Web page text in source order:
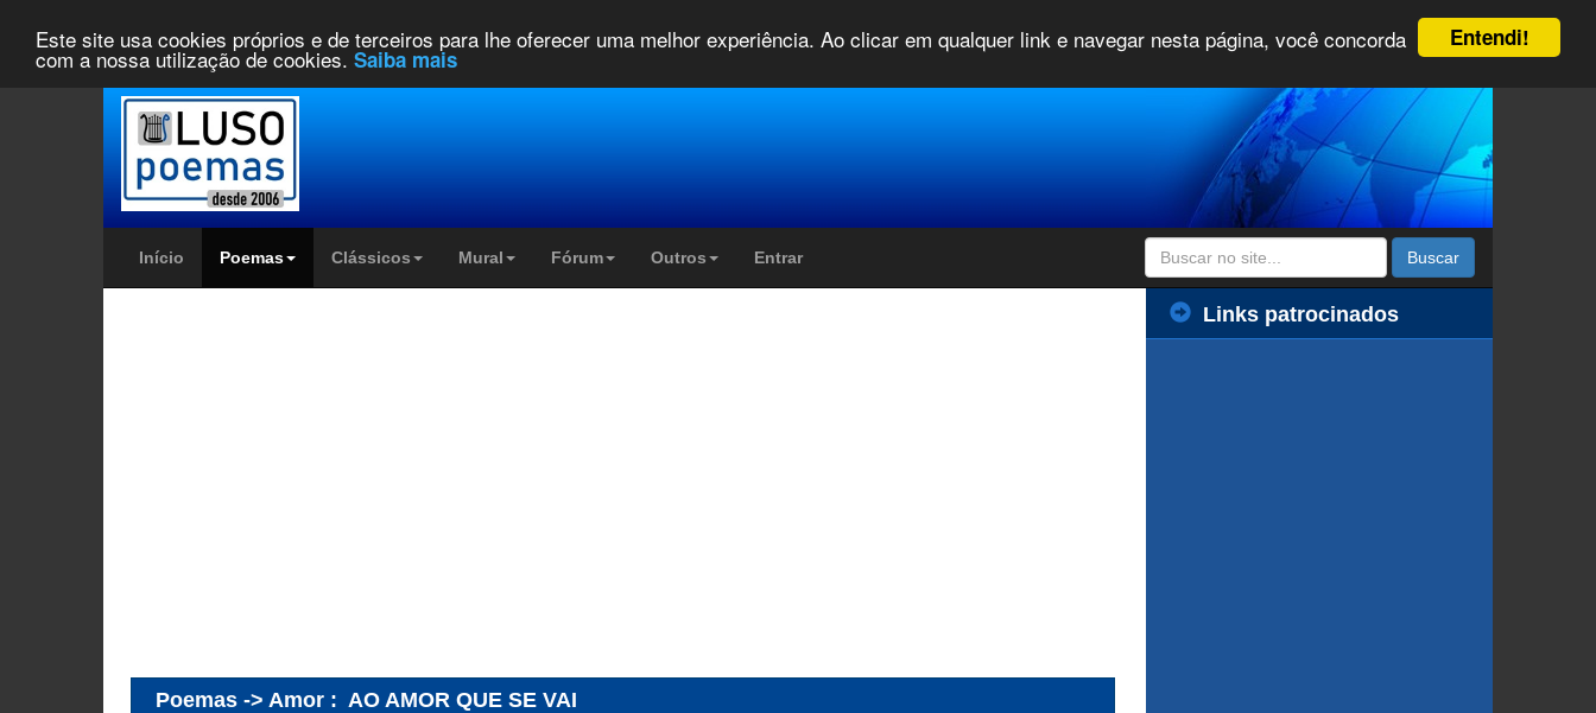
Entendi!
Este site usa cookies próprios e de terceiros para lhe oferecer uma melhor experiência. Ao clicar em qualquer link e navegar nesta página, você concorda
com a nossa utilização de cookies. Saiba mais
Início Poemas Clássicos Mural Fórum Outros Entrar Buscar
Poemas -> Amor : AO AMOR QUE SE VAI
Links patrocinados